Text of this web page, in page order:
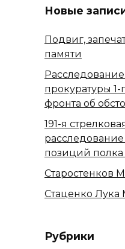
Новые
Подвиг,
памяти
прокуратуры 1-
фронта об
191-я
позиций
Старостенков
Стаценко
Рубрики